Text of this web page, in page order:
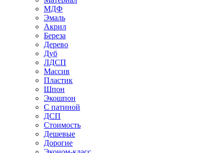
МДФ
Эмаль
Акрил
Береза
Дерево
Дуб
ЛДСП
Массив
Пластик
Шпон
Экошпон
С патиной
ДСП
Стоимость
Дешевые
Дорогие